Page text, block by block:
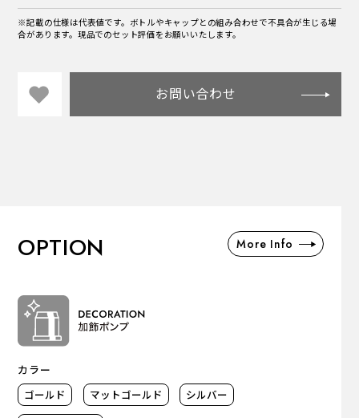
※記載の仕様は代表値です。ボトルやキャップとの組み合わせで不具合が生じる場
合があります。現品でのセット評価をお願いいたします。
お問い合わせ
OPTION More Info
カラー
ゴールド マットゴールド シルバー